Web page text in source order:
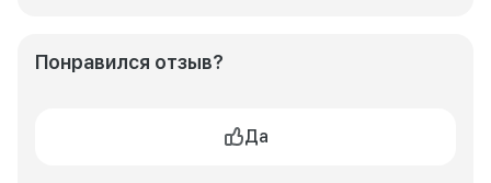
Понравился отзыв?
Да